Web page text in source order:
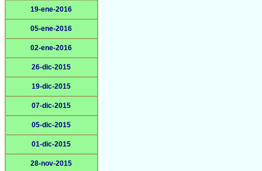
19-ene-2016
05-ene-2016
02-ene-2016
26-dic-2015
19-dic-2015
07-dic-2015
05-dic-2015
01-dic-2015
28-nov-2015